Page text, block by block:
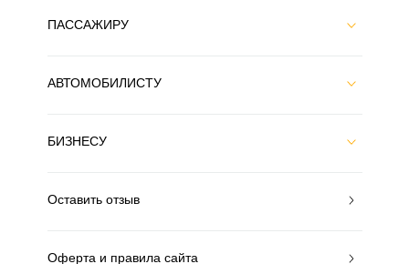
ПАССАЖИРУ
АВТОМОБИЛИСТУ
БИЗНЕСУ
Оставить отзыв
Оферта и правила сайта